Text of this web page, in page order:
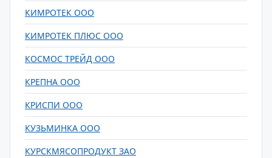
КИМРОТЕК ООО
КИМРОТЕК ПЛЮС ООО
КОСМОС ТРЕЙД ООО
КРЕПНА ООО
КРИСПИ ООО
КУЗЬМИНКА ООО
КУРСКМЯСОПРОДУКТ ЗАО